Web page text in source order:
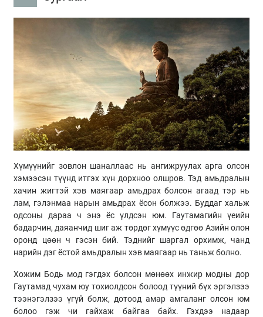
Хүмүүнийг зовлон шаналлаас нь ангижруулах арга олсон
хэмээсэн түүнд итгэх хүн дорхноо олшров. Тэд амьдралын
хачин жигтэй хэв маягаар амьдрах болсон агаад тэр нь
лам, гэлэнмаа нарын амьдрах ёсон болжээ. Буддаг хальж
одсоны дараа ч энэ ёс үлдсэн юм. Гаутамагийн үеийн
бадарчин, даяанчид шиг аж төрдөг хүмүүс өдгөө Азийн олон
оронд цөөн ч гэсэн бий. Тэднийг шаргал орхимж, чанд
нарийн дэг ёстой амьдралын хэв маягаар нь таньж болно.
Хожим Бодь мод гэгдэх болсон мөнөөх инжир модны дор
Гаутамад чухам юу тохиолдсон болоод түүний бүх эргэлзээ
тээнэгэлзээ үгүй болж, дотоод амар амгаланг олсон юм
болоо гэж чи гайхаж байгаа байх. Гэхдээ надаар